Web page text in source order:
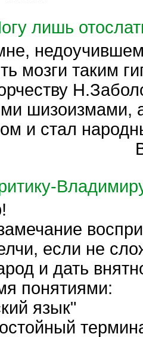
лишь
мозги таким
шизоизмами,
и стал
если не
и дать
понятиями:
язык"